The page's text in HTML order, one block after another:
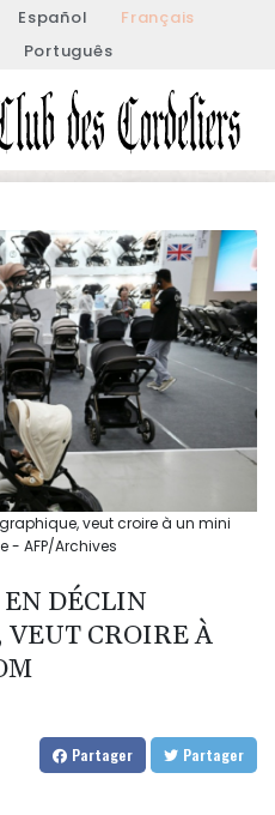
Español
Français
Português
veut croire à un mini
- AFP/Archives
DÉCLIN
CROIRE À
Partager Partager